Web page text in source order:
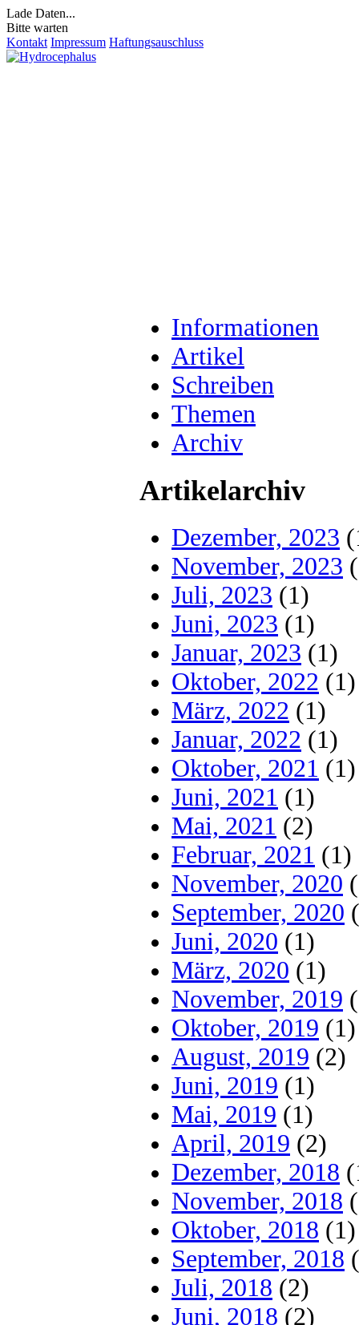
Lade Daten...
Bitte warten
Kontakt Impressum Haftungsauschluss
Informationen
Artikel
Schreiben
Themen
Archiv
Artikelarchiv
Dezember, 2023
November, 2023
Juli, 2023 (1)
Juni, 2023 (1)
Januar, 2023 (1)
Oktober, 2022 (1)
März, 2022 (1)
Januar, 2022 (1)
Oktober, 2021 (1)
Juni, 2021 (1)
Mai, 2021 (2)
Februar, 2021 (1)
November, 2020
September, 2020
Juni, 2020 (1)
März, 2020 (1)
November, 2019
Oktober, 2019 (1)
August, 2019 (2)
Juni, 2019 (1)
Mai, 2019 (1)
April, 2019 (2)
Dezember, 2018
November, 2018
Oktober, 2018 (1)
September, 2018
Juli, 2018 (2)
Juni, 2018 (2)